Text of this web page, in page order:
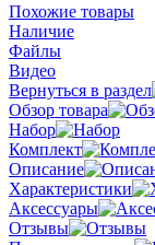
Похожие товары
Наличие
Файлы
Видео
Вернуться в раздел
Обзор товара
Набор
Комплект
Описание
Характеристики
Аксессуары
Отзывы